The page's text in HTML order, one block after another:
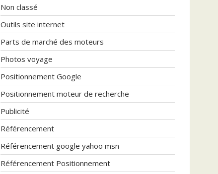
Non classé
Outils site internet
Parts de marché des moteurs
Photos voyage
Positionnement Google
Positionnement moteur de recherche
Publicité
Référencement
Référencement google yahoo msn
Référencement Positionnement